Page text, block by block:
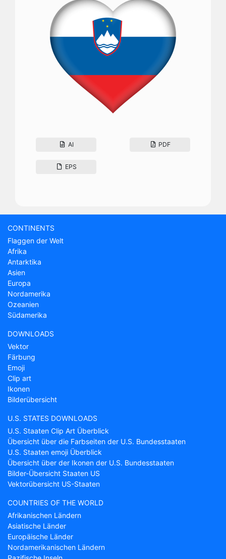
AI PDF
EPS
CONTINENTS
Flaggen der Welt
Afrika
Antarktika
Asien
Europa
Nordamerika
Ozeanien
Südamerika
DOWNLOADS
Vektor
Färbung
Emoji
Clip art
Ikonen
Bilderübersicht
U.S. STATES DOWNLOADS
U.S. Staaten Clip Art Überblick
Übersicht über die Farbseiten der U.S. Bundesstaaten
U.S. Staaten emoji Überblick
Übersicht über der Ikonen der U.S. Bundesstaaten
Bilder-Übersicht Staaten US
Vektorübersicht US-Staaten
COUNTRIES OF THE WORLD
Afrikanischen Ländern
Asiatische Länder
Europäische Länder
Nordamerikanischen Ländern